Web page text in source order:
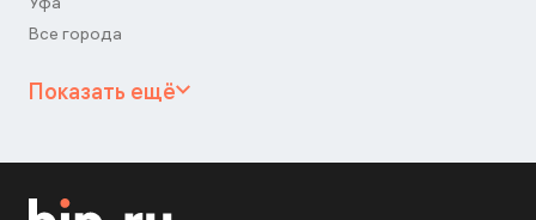
Все города
Показать ещё